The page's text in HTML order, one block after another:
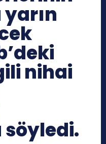
yarın
nihai